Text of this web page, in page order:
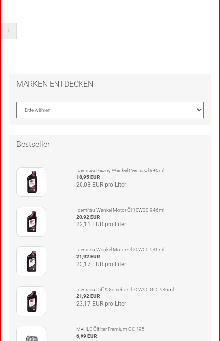
1
MARKEN ENTDECKEN
Bestseller
Idemitsu Racing Wankel Premix Öl 946ml
18,95 EUR
20,03 EUR pro Liter
Idemitsu Wankel Motor Öl 10W30 946ml
20,92 EUR
22,11 EUR pro Liter
Idemitsu Wankel Motor Öl 20W50 946ml
21,92 EUR
23,17 EUR pro Liter
Idemitsu Diff & Getriebe Öl 75W90 GL5 946ml
21,92 EUR
23,17 EUR pro Liter
MAHLE Ölfilter Premium OC 195
6,99 EUR